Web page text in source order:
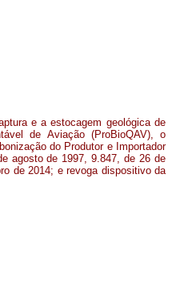
e a estocagem geológica de
de Aviação (ProBioQAV), o
do Produtor e Importador
agosto de 1997, 9.847, de 26 de
de 2014; e revoga dispositivo da